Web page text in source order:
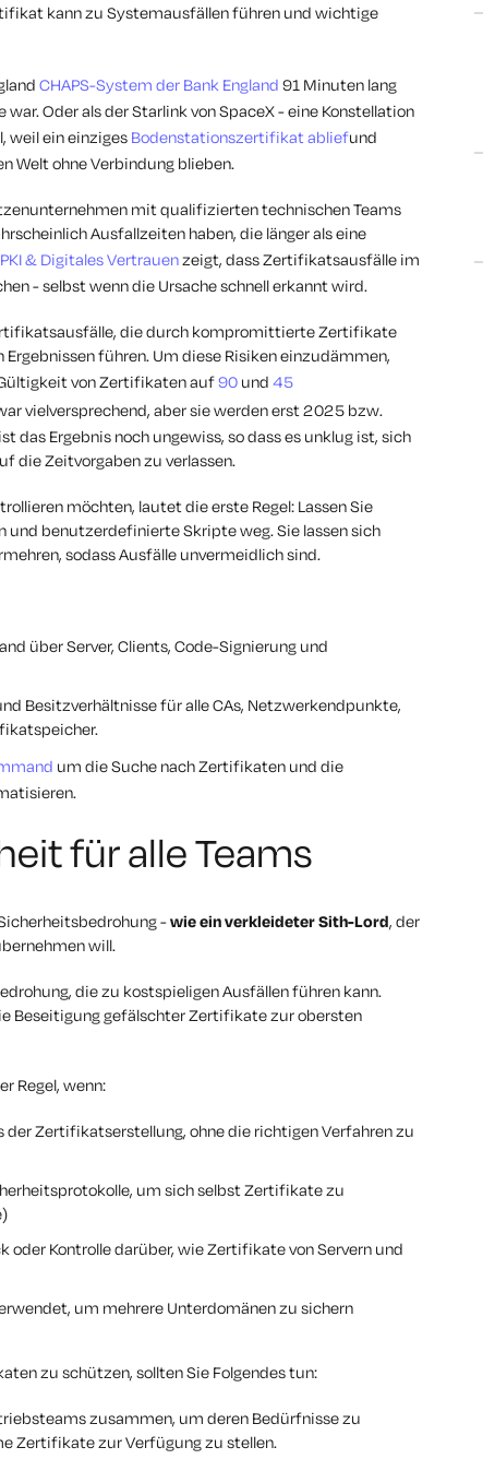
kann zu Systemausfällen führen und wichtige
CHAPS-System der Bank England 91 Minuten lang
Oder als der Starlink von SpaceX - eine Konstellation
weil ein einziges Bodenstationszertifikat abliefund
Welt ohne Verbindung blieben.
mit qualifizierten technischen Teams
Ausfallzeiten haben, die länger als eine
& Digitales Vertrauenzeigt, dass Zertifikatsausfälle im
- selbst wenn die Ursache schnell erkannt wird.
die durch kompromittierte Zertifikate
führen. Um diese Risiken einzudämmen,
von Zertifikaten auf90 und 45
vielversprechend, aber sie werden erst 2025 bzw.
das Ergebnis noch ungewiss, so dass es unklug ist, sich
die Zeitvorgaben zu verlassen.
möchten, lautet die erste Regel: Lassen Sie
und benutzerdefinierte Skripte weg. Sie lassen sich
sodass Ausfälle unvermeidlich sind.
über Server, Clients, Code-Signierung und
Besitzverhältnisse für alle CAs, Netzwerkendpunkte,
um die Suche nach Zertifikaten und die
für alle Teams
-wie ein verkleideter Sith-Lord, der
will.
die zu kostspieligen Ausfällen führen kann.
Beseitigung gefälschter Zertifikate zur obersten
Regel, wenn:
der Zertifikatserstellung, ohne die richtigen Verfahren zu
um sich selbst Zertifikate zu
oder Kontrolle darüber, wie Zertifikate von Servern und
um mehrere Unterdomänen zu sichern
zu schützen, sollten Sie Folgendes tun:
zusammen, um deren Bedürfnisse zu
Zertifikate zur Verfügung zu stellen.